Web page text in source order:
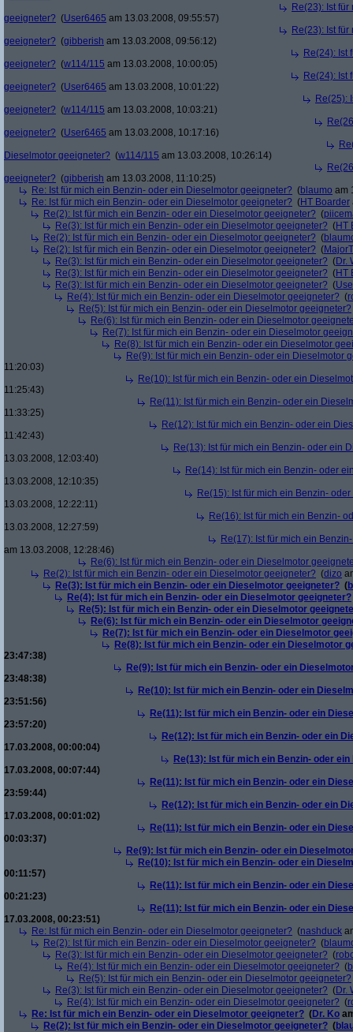
Re(23): Ist
geeigneter? (User6465 am 13.03.2008, 09:55:57)
Re(23): Ist
geeigneter? (gibberish am 13.03.2008, 09:56:12)
Re(24): Ist
geeigneter? (w114/115 am 13.03.2008, 10:00:05)
Re(24): Ist
geeigneter? (User6465 am 13.03.2008, 10:01:22)
Re(25):
geeigneter? (w114/115 am 13.03.2008, 10:03:21)
geeigneter? (User6465 am 13.03.2008, 10:17:16)
Dieselmotor geeigneter? (w114/115 am 13.03.2008, 10:26:14)
geeigneter? (gibberish am 13.03.2008, 11:10:25)
Re: Ist für mich ein Benzin- oder ein Dieselmotor geeigneter? (blaumo am
Re: Ist für mich ein Benzin- oder ein Dieselmotor geeigneter? (HT Boarder
Re(2): Ist für mich ein Benzin- oder ein Dieselmotor geeigneter? (
Re(3): Ist für mich ein Benzin- oder ein Dieselmotor geeigneter? (HT
Re(2): Ist für mich ein Benzin- oder ein Dieselmotor geeigneter? (
Re(2): Ist für mich ein Benzin- oder ein Dieselmotor geeigneter? (
Re(3): Ist für mich ein Benzin- oder ein Dieselmotor geeigneter? (Dr.
Re(3): Ist für mich ein Benzin- oder ein Dieselmotor geeigneter? (HT
Re(3): Ist für mich ein Benzin- oder ein Dieselmotor geeigneter? (
Re(4): Ist für mich ein Benzin- oder ein Dieselmotor geeigneter? (
Re(5): Ist für mich ein Benzin- oder ein Dieselmotor geeigneter?
Re(6): Ist für mich ein Benzin- oder ein Dieselmotor
Re(7): Ist für mich ein Benzin- oder ein Dieselmotor
Re(8): Ist für mich ein Benzin- oder ein Dieselmotor
Re(9): Ist für mich ein Benzin- oder ein Dieselmotor
11:20:03)
Re(10): Ist für mich ein Benzin- oder ein
11:25:43)
Re(11): Ist für mich ein Benzin- oder ein
11:33:25)
Re(12): Ist für mich ein Benzin- oder ein
11:42:43)
Re(13): Ist für mich ein Benzin- oder ein
13.03.2008, 12:03:40)
Re(14): Ist für mich ein Benzin- oder
13.03.2008, 12:10:35)
Re(15): Ist für mich ein Benzin-
13.03.2008, 12:22:11)
Re(16): Ist für mich ein Benzin-
13.03.2008, 12:27:59)
Re(17): Ist für mich ein
am 13.03.2008, 12:28:46)
Re(6): Ist für mich ein Benzin- oder ein Dieselmotor
Re(2): Ist für mich ein Benzin- oder ein Dieselmotor geeigneter? (dizo
Re(3): Ist für mich ein Benzin- oder ein Dieselmotor geeigneter? (
Re(4): Ist für mich ein Benzin- oder ein Dieselmotor geeigneter?
Re(5): Ist für mich ein Benzin- oder ein Dieselmotor
Re(6): Ist für mich ein Benzin- oder ein Dieselmotor
Re(7): Ist für mich ein Benzin- oder ein Dieselmotor
Re(8): Ist für mich ein Benzin- oder ein Dieselmotor
23:47:38)
Re(9): Ist für mich ein Benzin- oder ein
23:48:38)
Re(10): Ist für mich ein Benzin- oder ein
23:51:56)
Re(11): Ist für mich ein Benzin- oder ein
23:57:20)
Re(12): Ist für mich ein Benzin- oder ein
17.03.2008, 00:00:04)
Re(13): Ist für mich ein Benzin- oder
17.03.2008, 00:07:44)
Re(11): Ist für mich ein Benzin- oder ein
23:59:44)
Re(12): Ist für mich ein Benzin- oder ein
17.03.2008, 00:01:02)
Re(11): Ist für mich ein Benzin- oder ein
00:03:37)
Re(9): Ist für mich ein Benzin- oder ein
Re(10): Ist für mich ein Benzin- oder ein
00:11:57)
Re(11): Ist für mich ein Benzin- oder ein
00:21:23)
Re(11): Ist für mich ein Benzin- oder ein
17.03.2008, 00:23:51)
Re: Ist für mich ein Benzin- oder ein Dieselmotor geeigneter? (nashduck
Re(2): Ist für mich ein Benzin- oder ein Dieselmotor geeigneter? (
Re(3): Ist für mich ein Benzin- oder ein Dieselmotor geeigneter? (
Re(4): Ist für mich ein Benzin- oder ein Dieselmotor geeigneter? (
Re(5): Ist für mich ein Benzin- oder ein Dieselmotor geeigneter?
Re(3): Ist für mich ein Benzin- oder ein Dieselmotor geeigneter? (Dr.
Re(4): Ist für mich ein Benzin- oder ein Dieselmotor geeigneter? (
Re: Ist für mich ein Benzin- oder ein Dieselmotor geeigneter? (Dr. Ko
Re(2): Ist für mich ein Benzin- oder ein Dieselmotor geeigneter? (